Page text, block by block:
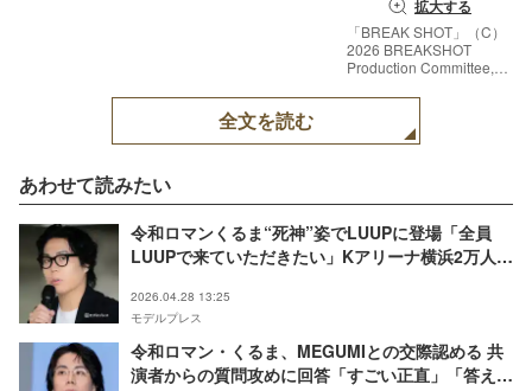
拡大する
「BREAK SHOT」（C）
2026 BREAKSHOT
Production Committee,
全文を読む
あわせて読みたい
令和ロマンくるま“死神”姿でLUUPに登場「全員
LUUPで来ていただきたい」Kアリーナ横浜2万人動
2026.04.28 13:25
モデルプレス
令和ロマン・くるま、MEGUMIとの交際認める 共
演者からの質問攻めに回答「すごい正直」「答え合